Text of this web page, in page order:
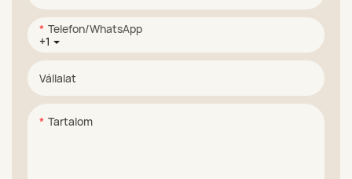
+1
Telefon/WhatsApp
Vállalat
Tartalom